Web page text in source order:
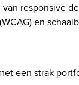
responsive
en
een strak